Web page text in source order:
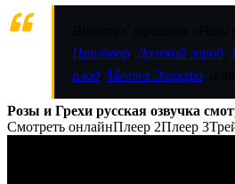
Приговор Далекий город
плод Мечта Эшрефа
Розы и Грехи русская озвучка
Смотреть онлайнПлеер 2Плеер 3